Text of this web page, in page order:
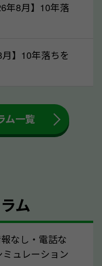
ついて確認し
金を受け取ること
ります。廃車査定
返還があるかどう
島根県のソコカラ
取が可能です。
＝買取できない」
年8月】10年落
】10年落ちを
ム一覧
ム
なし・電話な
ュレーション